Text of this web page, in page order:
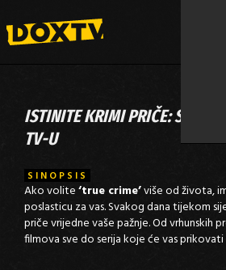
ISTINITE KRIMI PRIČE:
TV-U
SINOPSIS
Ako volite‘true crime’više od života,
poslasticu za vas. Svakog dana tijekom
priče vrijedne vaše pažnje. Od vrhunskih
filmova sve do serija koje će vas prikovati